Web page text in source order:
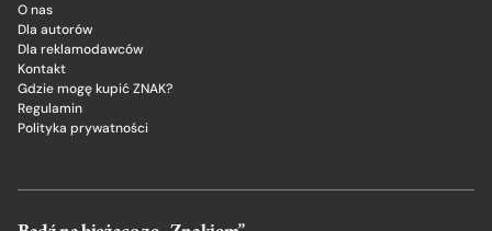
O nas
Dla autorów
Dla reklamodawców
Kontakt
Gdzie mogę kupić ZNAK?
Regulamin
Polityka prywatności